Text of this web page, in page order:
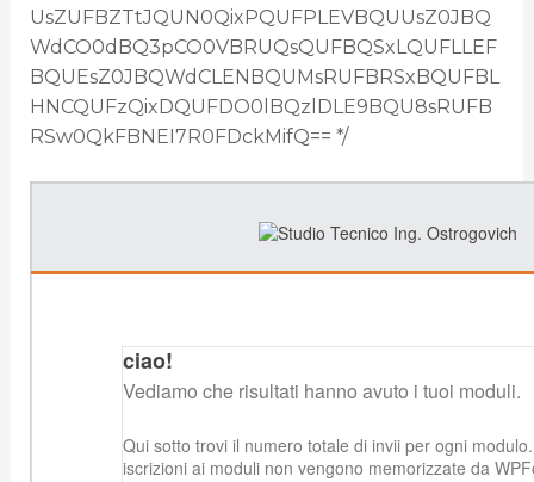
UsZUFBZTtJQUN0QixPQUFPLEVBQUUsZ0JBQ
WdCO0dBQ3pCO0VBRUQsQUFBQSxLQUFLLEF
BQUEsZ0JBQWdCLENBQUMsRUFBRSxBQUFBL
HNCQUFzQixDQUFDO0lBQzlDLE9BQU8sRUFB
RSw0QkFBNEI7R0FDckMifQ== */
ciao!
Vediamo che risultati hanno avuto i tuoi moduli.
Qui sotto trovi il numero totale di invii per ogni
iscrizioni ai moduli non vengono memorizzate da